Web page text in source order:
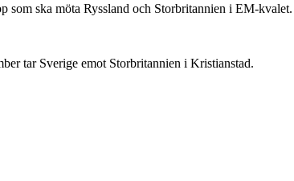
som ska möta Ryssland och Storbritannien i EM-kvalet.
tar Sverige emot Storbritannien i Kristianstad.